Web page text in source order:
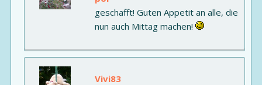
geschafft! Guten Appetit an alle, die
nun auch Mittag machen!
Vivi83